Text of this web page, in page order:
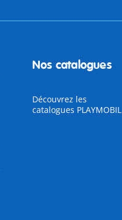
Nos catalogues
Découvrez les
catalogues PLAYMOBIL